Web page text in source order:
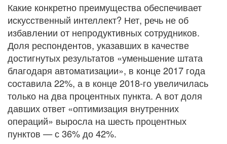
Какие конкретно преимущества обеспечивает
искусственный интеллект? Нет, речь не об
избавлении от непродуктивных сотрудников.
Доля респондентов, указавших в качестве
достигнутых результатов «уменьшение штата
благодаря автоматизации», в конце 2017 года
составила 22%, а в конце 2018-го увеличилась
только на два процентных пункта. А вот доля
давших ответ «оптимизация внутренних
операций» выросла на шесть процентных
пунктов — с 36% до 42%.